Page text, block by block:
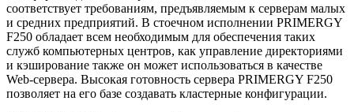
соответствует требованиям, предъявляемым к серверам малых
и средних предприятий. В стоечном исполнении PRIMERGY
F250 обладает всем необходимым для обеспечения таких
служб компьютерных центров, как управление директориями
и кэширование также он может использоваться в качестве
Web-сервера. Высокая готовность сервера PRIMERGY F250
позволяет на его базе создавать кластерные конфигурации.